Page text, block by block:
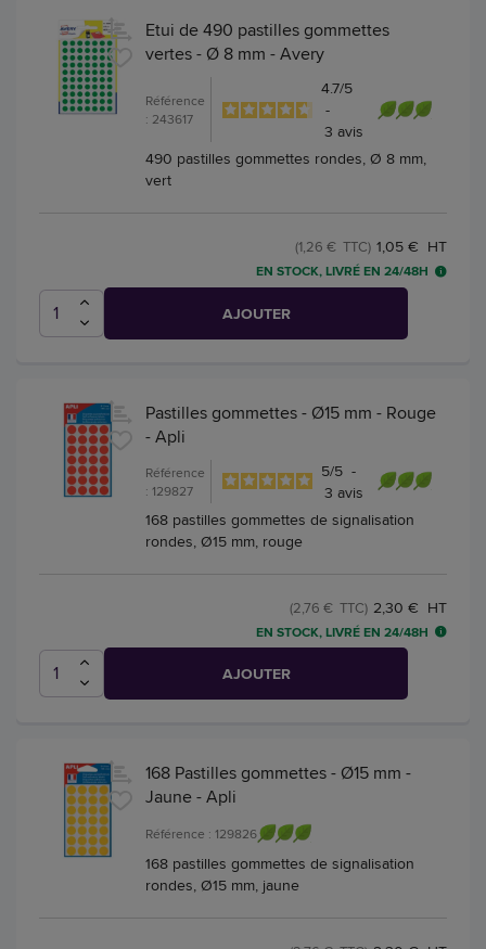
Etui de 490 pastilles gommettes
vertes - Ø 8 mm - Avery
Référence
: 243617
4.7/5
-
3 avis
490 pastilles gommettes rondes, Ø 8 mm,
vert
1,05 € HT
(1,26 € TTC)
EN STOCK, LIVRÉ EN 24/48H
AJOUTER
Pastilles gommettes - Ø15 mm - Rouge
- Apli
Référence
: 129827
5/5 -
3 avis
168 pastilles gommettes de signalisation
rondes, Ø15 mm, rouge
2,30 € HT
(2,76 € TTC)
EN STOCK, LIVRÉ EN 24/48H
AJOUTER
168 Pastilles gommettes - Ø15 mm -
Jaune - Apli
Référence : 129826
168 pastilles gommettes de signalisation
rondes, Ø15 mm, jaune